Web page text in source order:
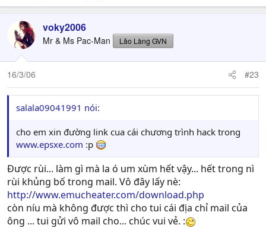
voky2006
Mr & Ms Pac-Man Lão Làng GVN
16/3/06 #23
salala09041991 nói:
cho em xin đường link cua cái chương trình hack trong
www.epsxe.com :p
Được rùi... làm gì mà la ó um xùm hết vậy... hết trong nì
rùi khủng bố trong mail. Vô đây lấy nè:
http://www.emucheater.com/download.php
còn níu mà không được thì cho tui cái địa chỉ mail của
ông ... tui gửi vô mail cho... chúc vui vẻ. :